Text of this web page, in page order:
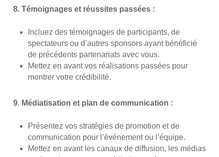
8. Témoignages et réussites passées :
Incluez des témoignages de participants, de
spectateurs ou d’autres sponsors ayant bénéficié
de précédents partenariats avec vous.
Mettez en avant vos réalisations passées pour
montrer votre crédibilité.
9. Médiatisation et plan de communication :
Présentez vos stratégies de promotion et de
communication pour l’événement ou l’équipe.
Mettez en avant les canaux de diffusion, les médias